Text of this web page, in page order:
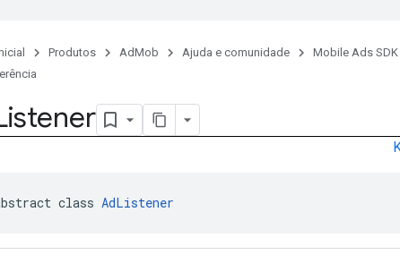
Produtos AdMob Ajuda e comunidade
Mobile Ads
class AdListener